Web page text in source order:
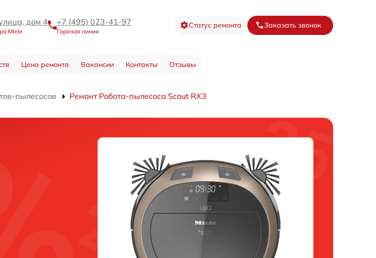
дом 4
Miele
+7 (495) 023-41-97
Горячая линия
Статус ремонта Заказать звонок
Цена ремонта Вакансии Контакты Отзывы
пылесосов Ремонт Робота-пылесоса Scout RX3